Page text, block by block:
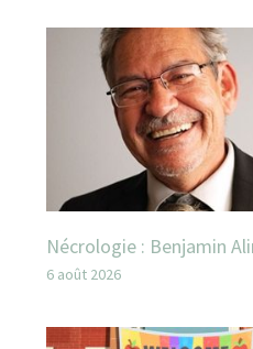
Nécrologie : Benjamin
6 août 2026